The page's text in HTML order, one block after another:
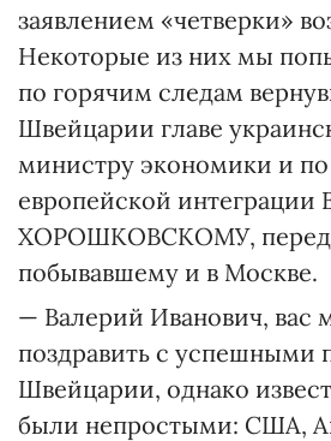
заявлением «четверки»
Некоторые из них мы
по горячим следам
Швейцарии главе
министру экономики и
европейской интеграции
ХОРОШКОВСКОМУ, перед
побывавшему и в Москве.
— Валерий Иванович, вас
поздравить с успешными
Швейцарии, однако
были непростыми: США,